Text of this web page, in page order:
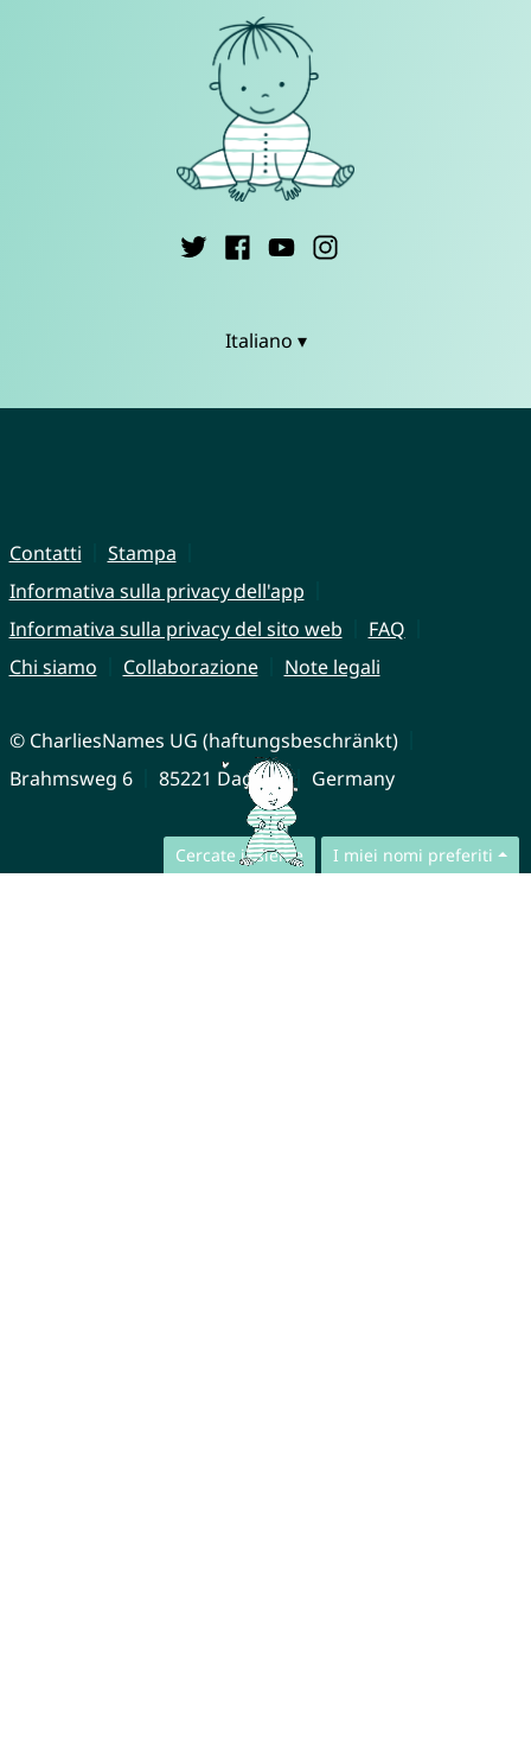
Cercate insieme I miei nomi preferiti
Italiano ▾
Contatti
Stampa
Informativa sulla privacy dell'app
Informativa sulla privacy del sito web
FAQ
Chi siamo
Collaborazione Note legali
© CharliesNames UG (haftungsbeschränkt)
Brahmsweg 6
85221 Dachau Germany